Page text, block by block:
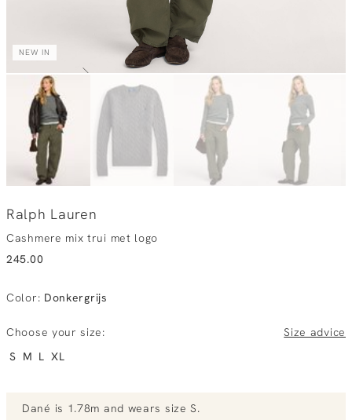
NEW IN
Ralph Lauren
Cashmere mix trui met logo
245.00
Color: Donkergrijs
Choose your size:
Size advice
S M L XL
Dané is 1.78m and wears size S.